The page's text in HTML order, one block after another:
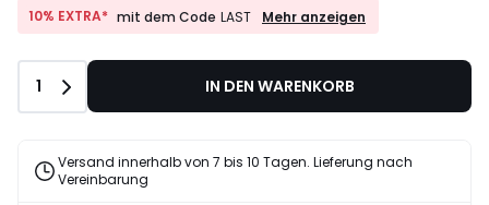
10% EXTRA* mit dem Code LAST
10%
Code
LAST
Mehr anzeigen
Anzahl
1 IN DEN WARENKORB
Versand innerhalb von 7 bis 10 Tagen. Lieferung nach
Vereinbarung